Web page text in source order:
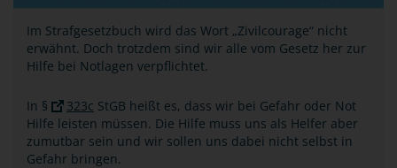
Im Strafgesetzbuch wird das Wort „Zivilcourage“ nicht
erwähnt. Doch trotzdem sind wir alle vom Gesetz her zur
Hilfe bei Notlagen verpflichtet.
In § 323c StGB heißt es, dass wir bei Gefahr oder Not
Hilfe leisten müssen. Die Hilfe muss uns als Helfer aber
zumutbar sein und wir sollen uns dabei nicht selbst in
Gefahr bringen.